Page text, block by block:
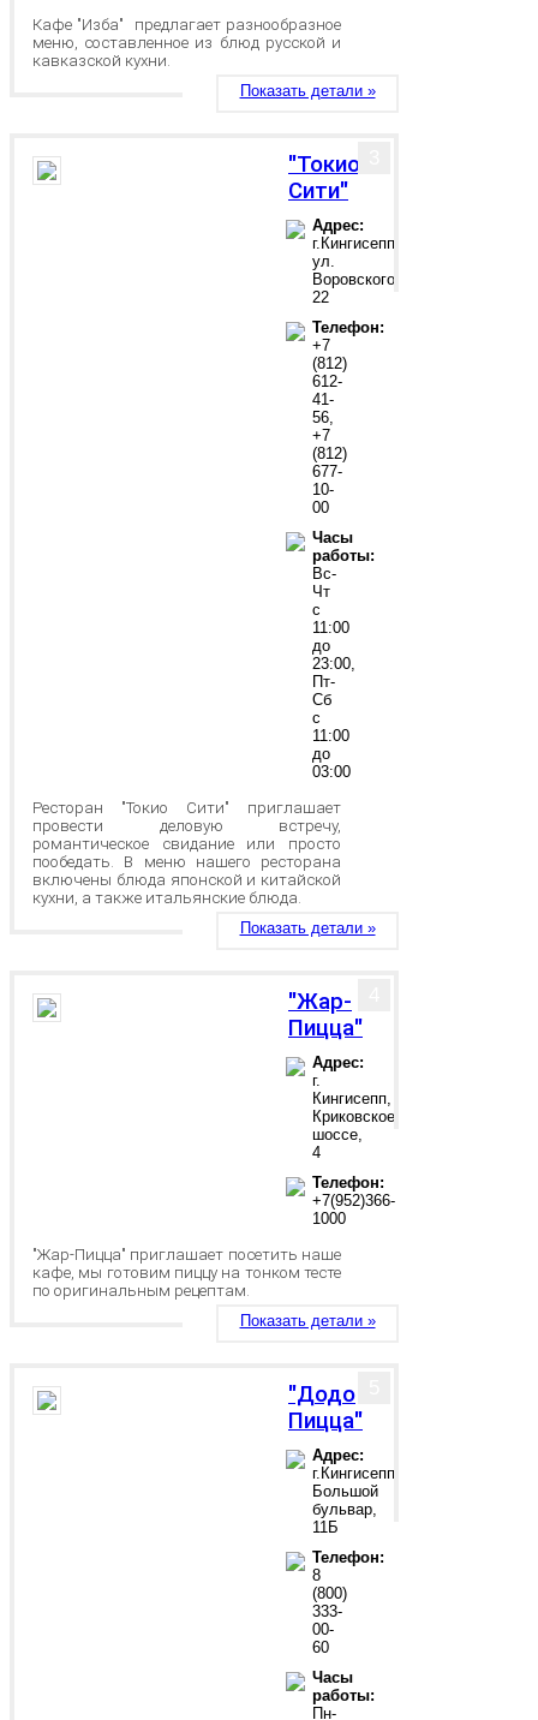
Кафе "Изба" предлагает разнообразное
меню, составленное из блюд русской и
кавказской кухни.
Показать детали »
"Токио
Сити"
Адрес:
г.Кингисепп,
ул.
Воровского,
22
Телефон:
+7
(812)
612-
41-
56,
+7
(812)
677-
10-
00
Часы
работы:
Вс-
Чт
с
11:00
до
23:00,
Пт-
Сб
с
11:00
до
03:00
Ресторан "Токио Сити" приглашает
провести деловую встречу,
романтическое свидание или просто
пообедать. В меню нашего ресторана
включены блюда японской и китайской
кухни, а также итальянские блюда.
Показать детали »
"Жар-
Пицца"
Адрес:
г.
Кингисепп,
Криковское
шоссе,
4
Телефон:
+7(952)366-
1000
"Жар-Пицца" приглашает посетить наше
кафе, мы готовим пиццу на тонком тесте
по оригинальным рецептам.
Показать детали »
"Додо
Пицца"
Адрес:
г.Кингисепп,
Большой
бульвар,
11Б
Телефон:
8
(800)
333-
00-
60
Часы
работы:
Пн-